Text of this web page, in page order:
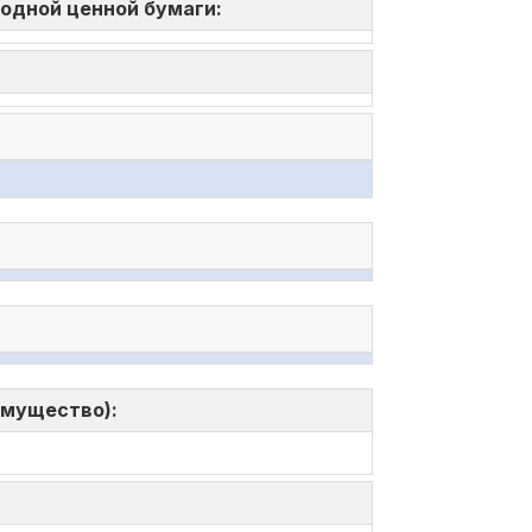
ценной бумаги: